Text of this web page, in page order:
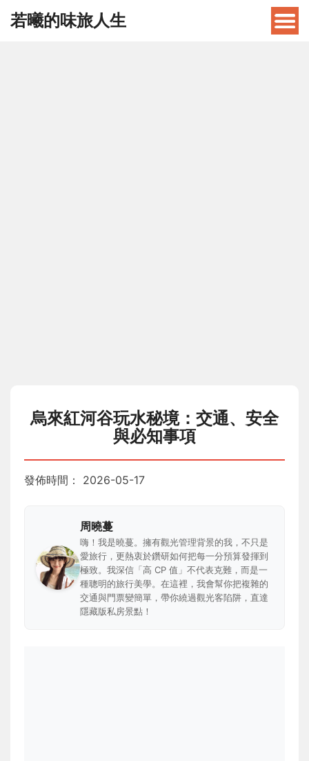
若曦的味旅人生
烏來紅河谷玩水秘境：交通、安全
與必知事項
發佈時間： 2026-05-17
周曉蔓
嗨！我是曉蔓。擁有觀光管理背景的我，不只是
愛旅行，更熱衷於鑽研如何把每一分預算發揮到
極致。我深信「高 CP 值」不代表克難，而是一
種聰明的旅行美學。在這裡，我會幫你把複雜的
交通與門票變簡單，帶你繞過觀光客陷阱，直達
隱藏版私房景點！